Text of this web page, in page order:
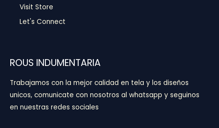
Visit Store
Let's Connect
ROUS INDUMENTARIA
Trabajamos con la mejor calidad en tela y los diseños
unicos, comunicate con nosotros al whatsapp y seguinos
en nuestras redes sociales